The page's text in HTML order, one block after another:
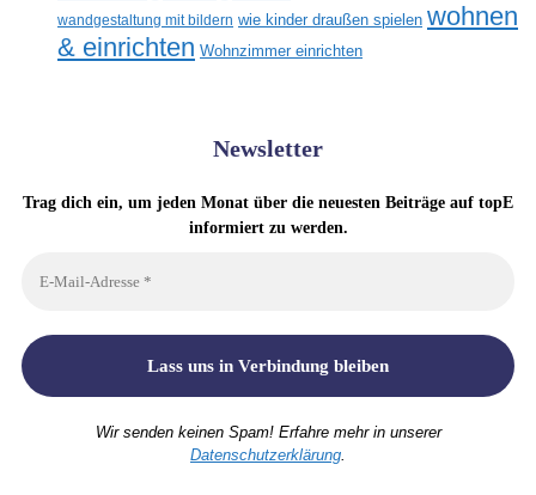
wandgestaltung mit bildern wie kinder draußen spielen wohnen
& einrichten Wohnzimmer einrichten
Newsletter
Trag dich ein, um jeden Monat über die neuesten Beiträge auf topE
informiert zu werden.
Wir senden keinen Spam! Erfahre mehr in unserer
Datenschutzerklärung